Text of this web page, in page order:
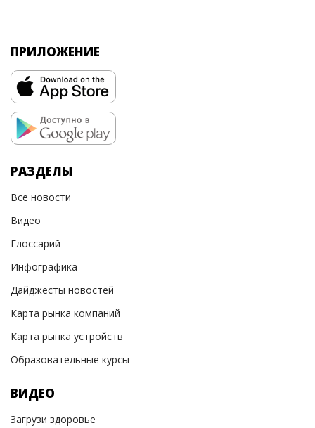
ПРИЛОЖЕНИЕ
РАЗДЕЛЫ
Все новости
Видео
Глоссарий
Инфографика
Дайджесты новостей
Карта рынка компаний
Карта рынка устройств
Образовательные курсы
ВИДЕО
Загрузи здоровье